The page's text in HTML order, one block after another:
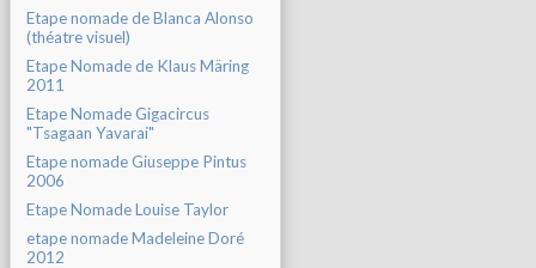
Etape nomade de Blanca Alonso
(théatre visuel)
Etape Nomade de Klaus Märing
2011
Etape Nomade Gigacircus
"Tsagaan Yavarai"
Etape nomade Giuseppe Pintus
2006
Etape Nomade Louise Taylor
etape nomade Madeleine Doré
2012